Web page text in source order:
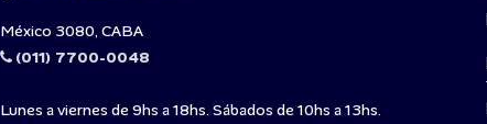
México 3080, CABA
(011) 7700-0048
Lunes a viernes de 9hs a 18hs. Sábados de 10hs a 13hs.